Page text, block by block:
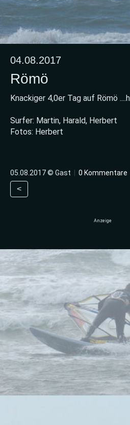
04.08.2017
Römö
Knackiger 4,0er Tag auf Römö
Surfer: Martin, Harald, Herbert
Fotos: Herbert
05.08.2017 © Gast 0 Kommentare
<